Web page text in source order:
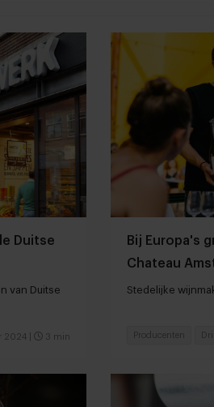
Duitse
van Duitse
2024 3 min
Bij Europa's
Chateau
vinden
Stedelijke
Producenten